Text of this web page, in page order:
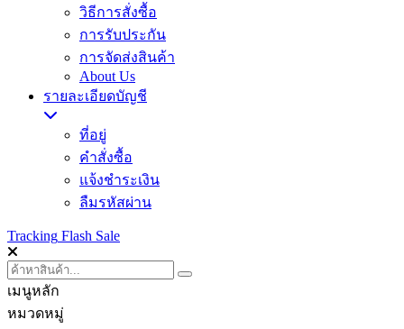
วิธีการสั่งซื้อ
การรับประกัน
การจัดส่งสินค้า
About Us
รายละเอียดบัญชี
ที่อยู่
คำสั่งซื้อ
แจ้งชำระเงิน
ลืมรหัสผ่าน
Tracking Flash Sale
เมนูหลัก
หมวดหมู่